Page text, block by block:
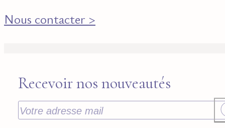
Nous contacter >
Recevoir nos nouveautés